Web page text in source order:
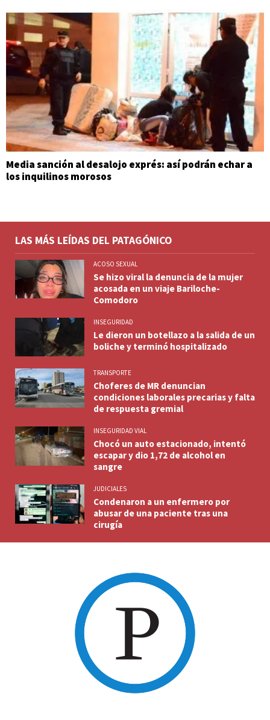
Media sanción al desalojo exprés: así podrán echar a
los inquilinos morosos
LAS MÁS LEÍDAS DEL PATAGÓNICO
ACOSO SEXUAL
Se hizo viral la denuncia de la mujer
acosada en un viaje Bariloche-
Comodoro
INSEGURIDAD
Le dieron un botellazo a la salida de un
boliche y terminó hospitalizado
TRANSPORTE
Choferes de MR denuncian
condiciones laborales precarias y falta
de respuesta gremial
INSEGURIDAD VIAL
Chocó un auto estacionado, intentó
escapar y dio 1,72 de alcohol en
sangre
JUDICIALES
Condenaron a un enfermero por
abusar de una paciente tras una
cirugía